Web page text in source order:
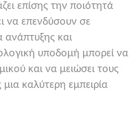
επίσης την ποιότητά
να επενδύσουν σε
ανάπτυξης και
υποδομή μπορεί να
και να μειώσει τους
καλύτερη εμπειρία